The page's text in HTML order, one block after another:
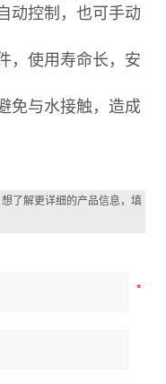
动控制，也可手动
，使用寿命长，安
免与水接触，造成
了解更详细的产品信息，填